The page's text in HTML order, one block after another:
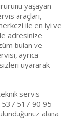
yaşayan
araçları,
ile en iyi ve
adresinize
bulan ve
ayrıca
uyararak
servis
537 517 90 95
alana